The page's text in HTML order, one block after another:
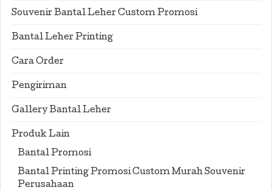
Souvenir Bantal Leher Custom Promosi
Bantal Leher Printing
Cara Order
Pengiriman
Gallery Bantal Leher
Produk Lain
Bantal Promosi
Bantal Printing Promosi Custom Murah Souvenir
Perusahaan